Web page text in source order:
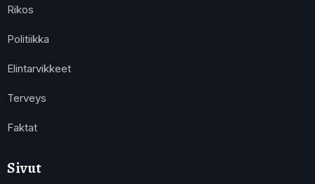
Rikos
Politiikka
Elintarvikkeet
Terveys
Faktat
Sivut